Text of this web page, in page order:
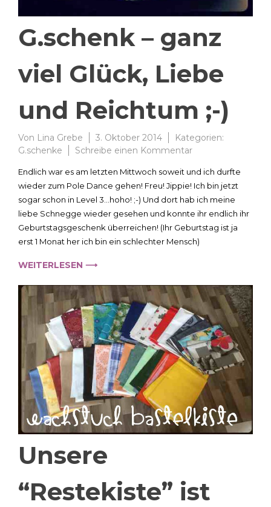
G.schenk – ganz
viel Glück, Liebe
und Reichtum ;-)
Von Lina Grebe 3. Oktober 2014
Kategorien:
G.schenke
Schreibe einen Kommentarzu
–
ganz
viel
Glück,
Liebe
und
Endlich war es am letzten Mittwoch soweit und ich durfte
wieder zum Pole Dance gehen! Freu! Jippie! Ich bin jetzt
sogar schon in Level 3…hoho! ;-) Und dort hab ich meine
liebe Schnegge wieder gesehen und konnte ihr endlich ihr
Geburtstagsgeschenk überreichen! (Ihr Geburtstag ist ja
erst 1 Monat her ich bin ein schlechter Mensch)
WEITERLESEN ⟶
Unsere
“Restekiste” ist